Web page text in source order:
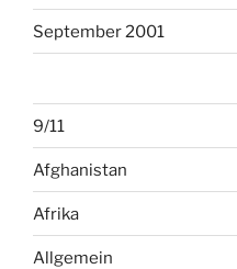
September 2001
9/11
Afghanistan
Afrika
Allgemein